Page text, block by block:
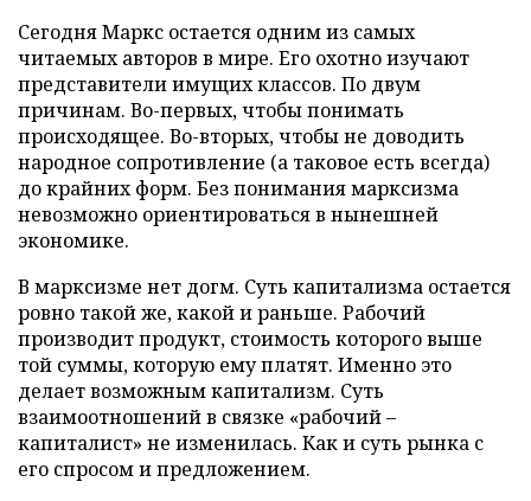
Сегодня Маркс остается одним из самых
читаемых авторов в мире. Его охотно изучают
представители имущих классов. По двум
причинам. Во-первых, чтобы понимать
происходящее. Во-вторых, чтобы не доводить
народное сопротивление (а таковое есть всегда)
до крайних форм. Без понимания марксизма
невозможно ориентироваться в нынешней
экономике.
В марксизме нет догм. Суть капитализма остается
ровно такой же, какой и раньше. Рабочий
производит продукт, стоимость которого выше
той суммы, которую ему платят. Именно это
делает возможным капитализм. Суть
взаимоотношений в связке «рабочий –
капиталист» не изменилась. Как и суть рынка с
его спросом и предложением.